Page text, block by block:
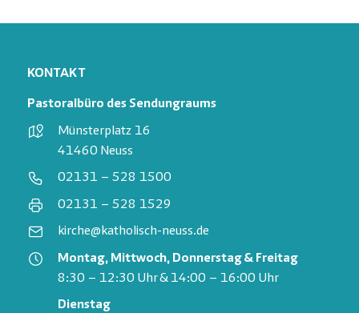
KONTAKT
Pastoralbüro des Sendungraums
Münsterplatz 16
41460 Neuss
02131 – 528 1500
02131 – 528 1529
kirche@katholisch-neuss.de
Montag, Mittwoch, Donnerstag & Freitag
8:30 – 12:30 Uhr & 14:00 – 16:00 Uhr
Dienstag